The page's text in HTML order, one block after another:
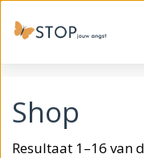
Shop
Resultaat 1–16 van